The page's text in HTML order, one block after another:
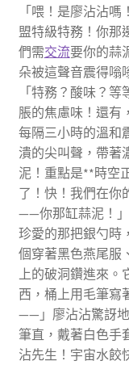
「喂！是廖沾沾
盟特級特務！你那
們需交流要你的蒜
朵被這聲音震得嗡
「特務？酸味？
脹的焦慮味！還有
每隔三小時的溫和
潰的尖叫聲，帶著
泥！重點是**時空
了！快！我們在你
——你那缸蒜泥！
珍愛的那把銀勺時
個穿著黑色燕尾服
上的破洞鑽進來
西，桶上用毛筆寫
——」廖沾沾驚訝
筆直，戴著白色手
沾先生！宇宙水餃